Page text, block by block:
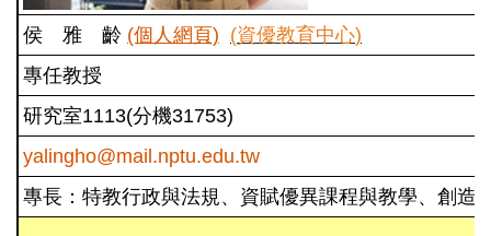
侯 雅 齡 (個人網頁) (資優教育中心)
專任教授
研究室1113(分機31753)
yalingho@mail.nptu.edu.tw
專長：特教行政與法規、資賦優異課程與教學、創造